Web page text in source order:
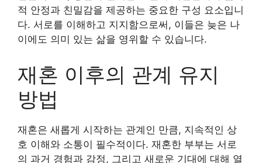
적 안정과 친밀감을 제공하는 중요한 구성 요소입니
다. 서로를 이해하고 지지함으로써, 이들은 늦은 나
이에도 의미 있는 삶을 영위할 수 있습니다.
재혼 이후의 관계 유지
방법
재혼은 새롭게 시작하는 관계인 만큼, 지속적인 상
호 이해와 소통이 필수적이다. 재혼한 부부는 서로
의 과거 경험과 감정, 그리고 새로운 기대에 대해 열